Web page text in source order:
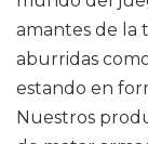
amantes de la
aburridas
estando en
Nuestros